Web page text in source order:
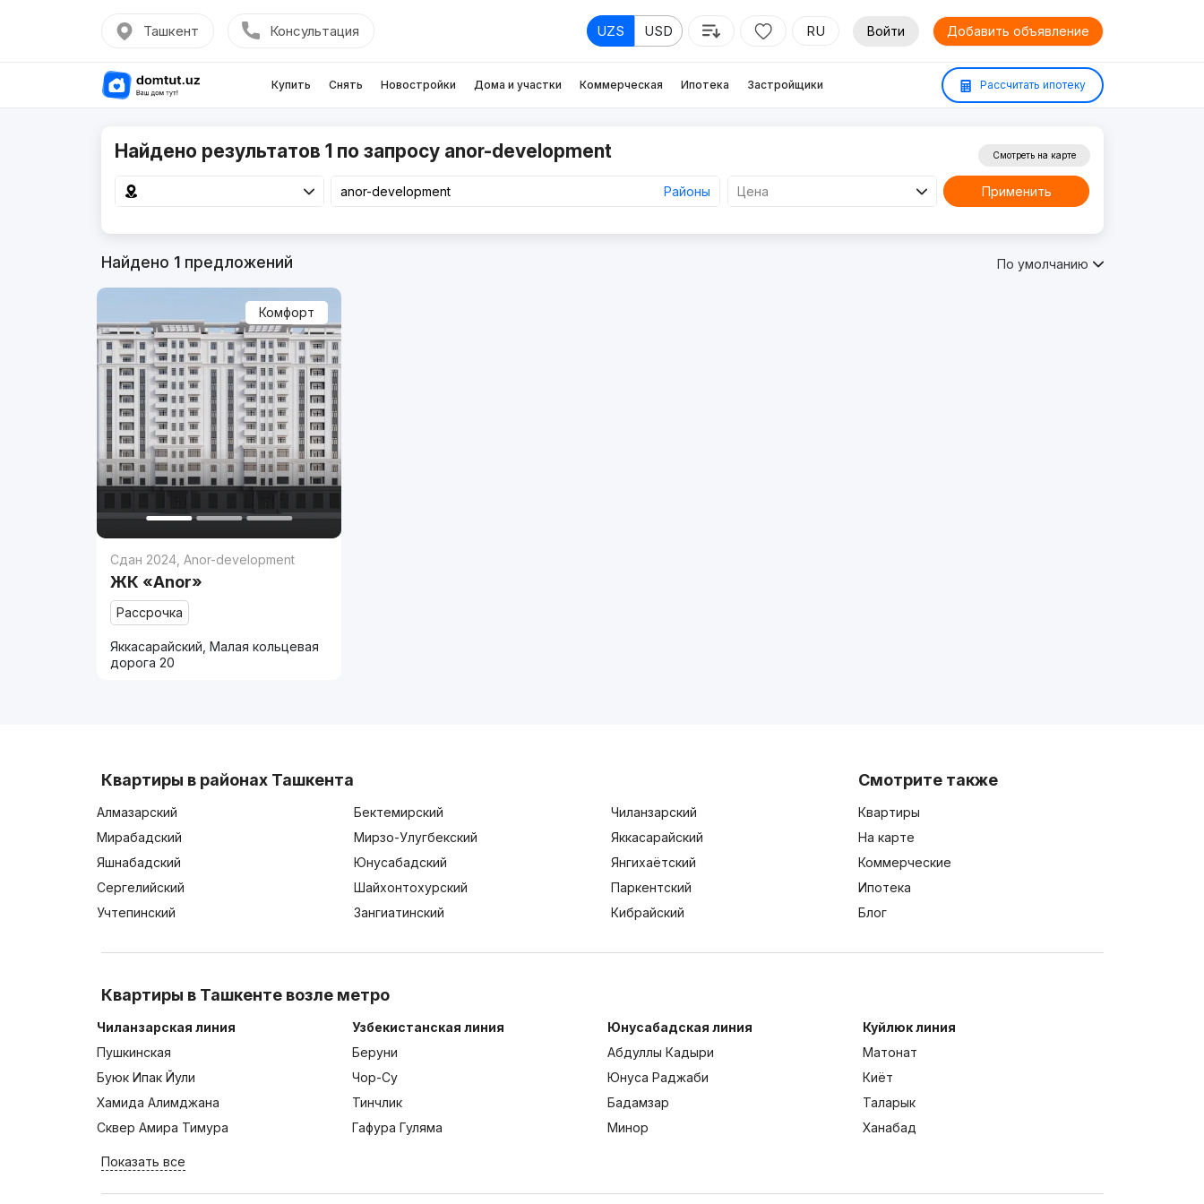
Ташкент Консультация UZS USD RU Войти Добавить объявление
Купить Снять Новостройки Дома и участки Коммерческая Ипотека Застройщики Рассчитать ипотеку
Найдено результатов 1 по запросу anor-development
Районы Цена
Смотреть на карте
Применить
Найдено 1предложений По умолчанию
Комфорт
Сдан 2024 ,Anor-development
ЖК «Anor»
Рассрочка
Яккасарайский, Малая кольцевая
дорога 20
Квартиры в районах Ташкента
Алмазарский Бектемирский
Чиланзарский
Мирабадский
Мирзо-Улугбекский
Яккасарайский
Яшнабадский
Юнусабадский
Янгихаётский
Сергелийский
Шайхонтохурский
Паркентский
Учтепинский
Зангиатинский Кибрайский
Смотрите также
Квартиры
На карте
Коммерческие
Ипотека
Блог
Квартиры в Ташкенте возле метро
Чиланзарская линия
Пушкинская
Буюк Ипак Йули
Хамида Алимджана
Сквер Амира Тимура
Узбекистанская линия
Беруни
Чор-Су
Тинчлик
Гафура Гуляма
Юнусабадская линия
Абдуллы Кадыри
Юнуса Раджаби
Бадамзар
Минор
Куйлюк линия
Матонат
Киёт
Таларык
Ханабад
Показать все